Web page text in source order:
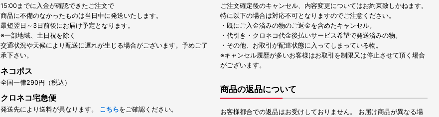
15:00までに入金が確認できたご注文で
商品に不備のなかったものは当日中に発送いたします。
最短翌日～3日前後にお届け予定となります。
※一部地域、土日祝を除く
交通状況や天候により配送に遅れが生じる場合がございます。予めご了
承下さい。
ネコポス
全国一律290円（税込）
クロネコ宅急便
発送先により送料が異なります。 こちらをご確認ください。
ご注文確定後のキャンセル、内容変更についてはお約束致しかねます。
特に以下の場合は対応不可となりますのでご注意ください。
・既にご入金済みの物のご返金を含めたキャンセル。
・代引き・クロネコ代金後払いサービス希望で発送済みの物。
・その他、お取引が配達状態に入ってしまっている物。
※キャンセル履歴が多いお客様はお取引を制限又は停止させて頂く場合
がございます。
商品の返品について
お客様都合での返品はお受けしておりません。 お届け商品が異なる場